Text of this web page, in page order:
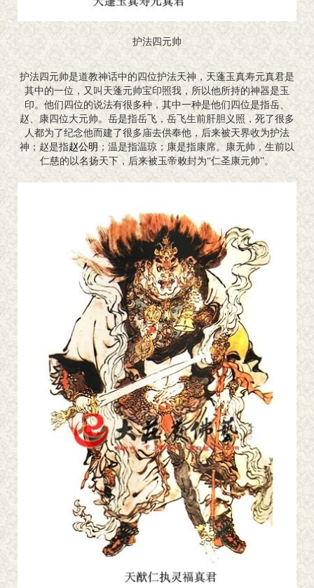
护法四元帅
护法四元帅是道教神话中的四位护法天神，天蓬玉真寿元真君是
其中的一位，又叫天蓬元帅宝印照我，所以他所持的神器是玉
印。他们四位的说法有很多种，其中一种是他们四位是指岳、
赵、康四位大元帅。岳是指岳飞，岳飞生前肝胆义照，死了很多
人都为了纪念他而建了很多庙去供奉他，后来被天界收为护法
神；赵是指赵公明 ；温是指温琼；康是指康席。康无帅，生前以
仁慈的以名扬天下，后来被玉帝敕封为“仁圣康元帅”。